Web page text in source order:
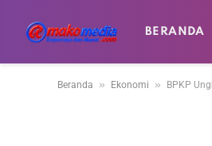
BERANDA
Beranda » Ekonomi » BPKP